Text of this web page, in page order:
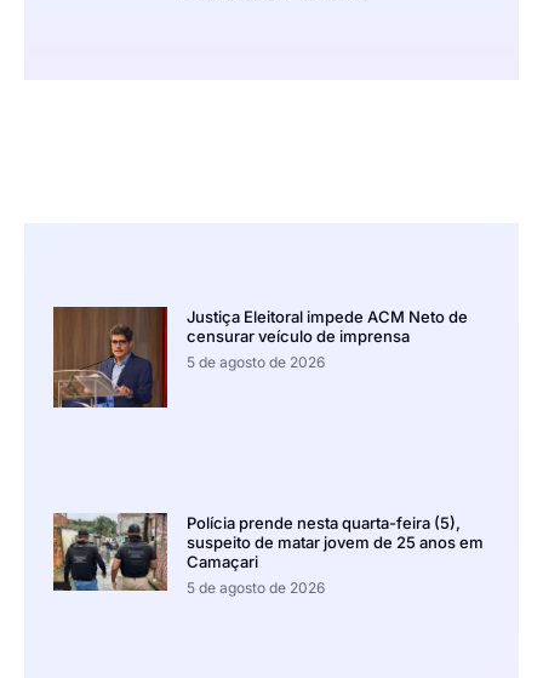
Justiça Eleitoral impede ACM Neto de
censurar veículo de imprensa
5 de agosto de 2026
Polícia prende nesta quarta-feira (5),
suspeito de matar jovem de 25 anos em
Camaçari
5 de agosto de 2026